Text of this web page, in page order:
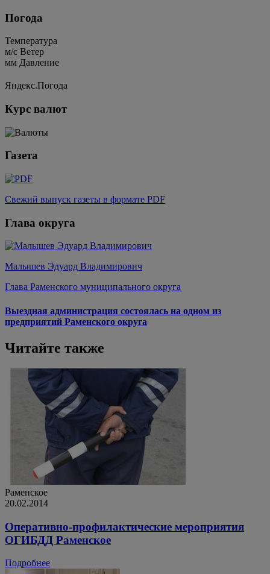
Погода
Температура
м/c Ветер
мм Давление
Яндекс.Погода
Курс валют
Газета
Свежий выпуск газеты в формате PDF
Глава округа
Малышев Эдуард Владимирович
Глава Раменского муниципального округа
Выездная администрация состоялась на одном из
предприятий Раменского округа
Читайте также
Раменское
20.02.2014
Оперативно-профилактические мероприятия
ОГИБДД Раменское
Подробнее